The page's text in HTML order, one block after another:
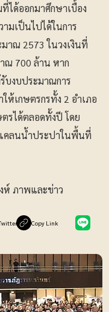
ได้ออกมาศึกษาเบื้อง
มเป็นไปได้ในการ
าณ 2573 ในวงเงินที่
ณ 700 ล้าน หาก
รับงบประมาณการ
ห้เกษตรกรทั้ง 2 อำเภอ
รได้ตลอดทั้งปี โดย
คลนน้ำประปาในพื้นที่
ห์ ภาพและข่าว
Copy Link